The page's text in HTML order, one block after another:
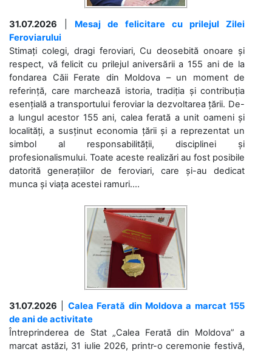
31.07.2026
Mesaj de felicitare cu prilejul Zilei
Feroviarului
Stimați colegi, dragi feroviari, Cu deosebită onoare și
respect, vă felicit cu prilejul aniversării a 155 ani de la
fondarea Căii Ferate din Moldova – un moment de
referință, care marchează istoria, tradiția și contribuția
esențială a transportului feroviar la dezvoltarea țării. De-
a lungul acestor 155 ani, calea ferată a unit oameni și
localități, a susținut economia țării și a reprezentat un
simbol al responsabilității, disciplinei și
profesionalismului. Toate aceste realizări au fost posibile
datorită generațiilor de feroviari, care și-au dedicat
munca și viața acestei ramuri....
31.07.2026
Calea Ferată din Moldova a marcat 155
de ani de activitate
Întreprinderea de Stat „Calea Ferată din Moldova” a
marcat astăzi, 31 iulie 2026, printr-o ceremonie festivă,